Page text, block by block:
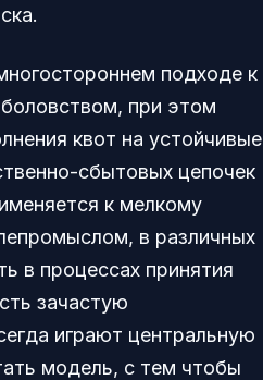
подходе к
при этом
квот на устойчивые
сбытовых цепочек
к мелкому
в различных
в процессах принятия
зачастую
играют центральную
модель, с тем чтобы